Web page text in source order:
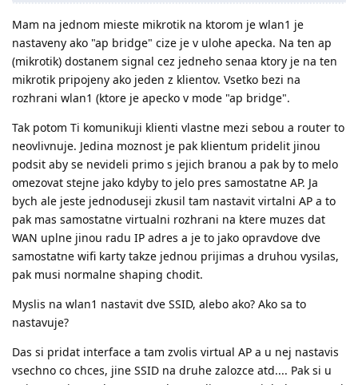
Mam na jednom mieste mikrotik na ktorom je wlan1 je
nastaveny ako "ap bridge" cize je v ulohe apecka. Na ten ap
(mikrotik) dostanem signal cez jedneho senaa ktory je na ten
mikrotik pripojeny ako jeden z klientov. Vsetko bezi na
rozhrani wlan1 (ktore je apecko v mode "ap bridge".
Tak potom Ti komunikuji klienti vlastne mezi sebou a router to
neovlivnuje. Jedina moznost je pak klientum pridelit jinou
podsit aby se nevideli primo s jejich branou a pak by to melo
omezovat stejne jako kdyby to jelo pres samostatne AP. Ja
bych ale jeste jednoduseji zkusil tam nastavit virtalni AP a to
pak mas samostatne virtualni rozhrani na ktere muzes dat
WAN uplne jinou radu IP adres a je to jako opravdove dve
samostatne wifi karty takze jednou prijimas a druhou vysilas,
pak musi normalne shaping chodit.
Myslis na wlan1 nastavit dve SSID, alebo ako? Ako sa to
nastavuje?
Das si pridat interface a tam zvolis virtual AP a u nej nastavis
vsechno co chces, jine SSID na druhe zalozce atd.... Pak si u